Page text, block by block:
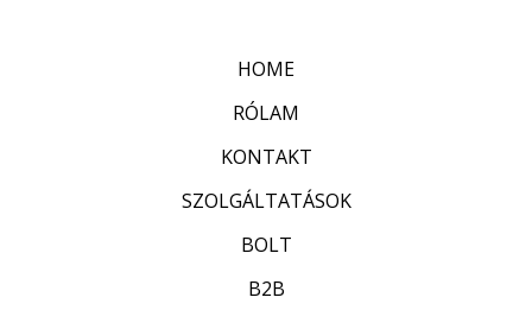
HOME
RÓLAM
KONTAKT
SZOLGÁLTATÁSOK
BOLT
B2B